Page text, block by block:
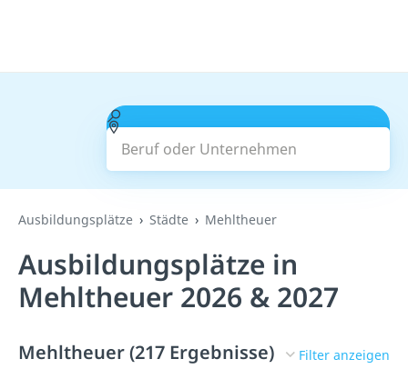
Beruf oder Unternehmen
Suchen
Ausbildungsplätze Städte Mehltheuer
Ausbildungsplätze in
Mehltheuer 2026 & 2027
Mehltheuer (217 Ergebnisse) Filter anzeigen